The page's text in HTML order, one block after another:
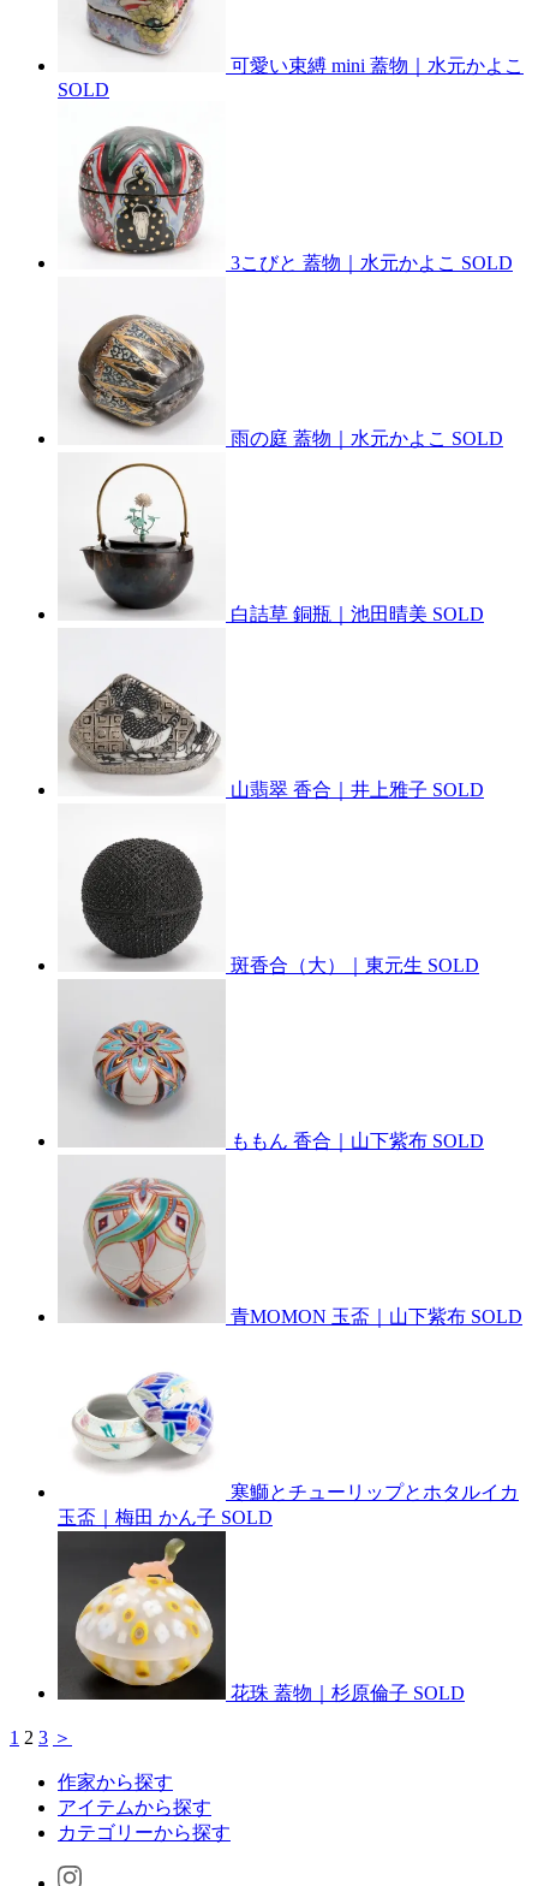
可愛い束縛 mini 蓋物｜水元かよこ
SOLD
3こびと 蓋物｜水元かよこ SOLD
雨の庭 蓋物｜水元かよこ SOLD
白詰草 銅瓶｜池田晴美 SOLD
山翡翠 香合｜井上雅子 SOLD
斑香合（大）｜東元生 SOLD
ももん 香合｜山下紫布 SOLD
青MOMON 玉盃｜山下紫布 SOLD
寒鰤とチューリップとホタルイカ
玉盃｜梅田 かん子 SOLD
花珠 蓋物｜杉原倫子 SOLD
1 2 3 ＞
作家から探す
アイテムから探す
カテゴリーから探す